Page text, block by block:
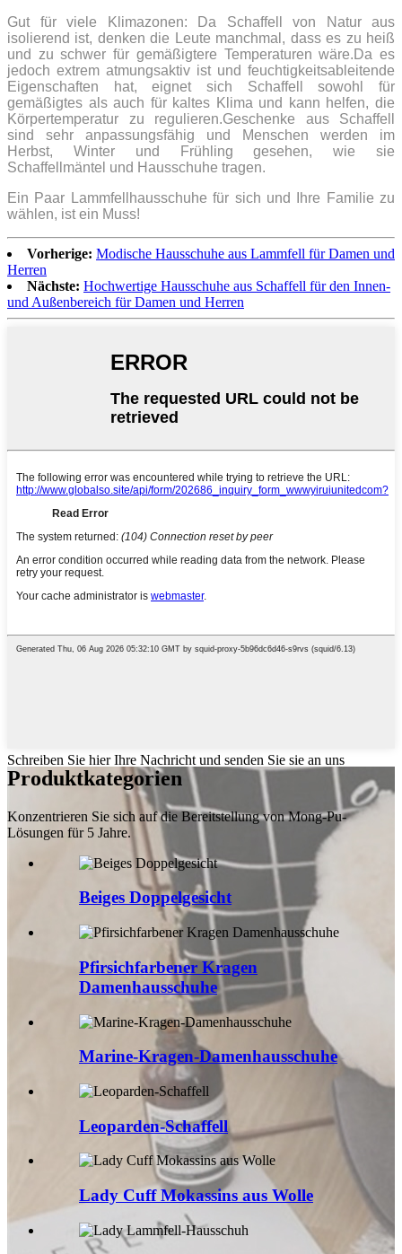
Gut für viele Klimazonen: Da Schaffell von Natur aus
isolierend ist, denken die Leute manchmal, dass es zu heiß
und zu schwer für gemäßigtere Temperaturen wäre.Da es
jedoch extrem atmungsaktiv ist und feuchtigkeitsableitende
Eigenschaften hat, eignet sich Schaffell sowohl für
gemäßigtes als auch für kaltes Klima und kann helfen, die
Körpertemperatur zu regulieren.Geschenke aus Schaffell
sind sehr anpassungsfähig und Menschen werden im
Herbst, Winter und Frühling gesehen, wie sie
Schaffellmäntel und Hausschuhe tragen.
Ein Paar Lammfellhausschuhe für sich und Ihre Familie zu
wählen, ist ein Muss!
Vorherige: Modische Hausschuhe aus Lammfell für Damen und
Herren
Nächste: Hochwertige Hausschuhe aus Schaffell für den Innen-
und Außenbereich für Damen und Herren
Schreiben Sie hier Ihre Nachricht und senden Sie sie an uns
Produktkategorien
Konzentrieren Sie sich auf die Bereitstellung von Mong-Pu-
Lösungen für 5 Jahre.
Beiges Doppelgesicht
Pfirsichfarbener Kragen
Damenhausschuhe
Marine-Kragen-Damenhausschuhe
Leoparden-Schaffell
Lady Cuff Mokassins aus Wolle